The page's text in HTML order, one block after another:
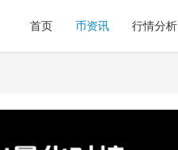
首页 币资讯 行情分析